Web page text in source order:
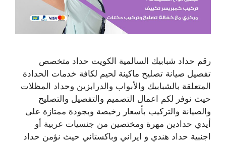
رقم حداد شبابيك السالمية الكويت حداد متخصص
تفصيل صيانة تصليح ماكينة لحيم لكافة خدمات الحدادة
المتعلقة بالشبابيك والأبواب والدرابزين وحداد المظلات
حيث نوفر لكم اعمال التصميم والتفصيل والتصليح
والصيانة والتركيب بأسعار رخيصة وبجودة ممتازة على
أيدي حدادين مهرة ومختصين من جنسيات عربية أو
اجنبية حداد هندي و ايراني وباكستاني حيث نؤمن حداد